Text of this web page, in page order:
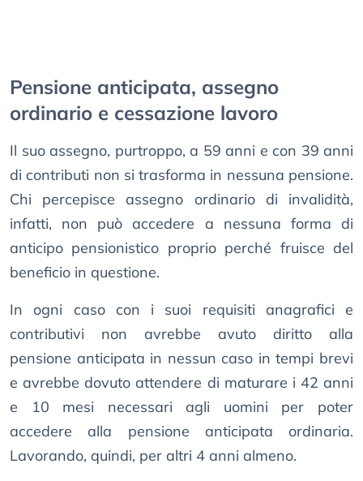
Pensione anticipata, assegno
ordinario e cessazione lavoro
Il suo assegno, purtroppo, a 59 anni e con 39 anni
di contributi non si trasforma in nessuna pensione.
Chi percepisce assegno ordinario di invalidità,
infatti, non può accedere a nessuna forma di
anticipo pensionistico proprio perché fruisce del
beneficio in questione.
In ogni caso con i suoi requisiti anagrafici e
contributivi non avrebbe avuto diritto alla
pensione anticipata in nessun caso in tempi brevi
e avrebbe dovuto attendere di maturare i 42 anni
e 10 mesi necessari agli uomini per poter
accedere alla pensione anticipata ordinaria.
Lavorando, quindi, per altri 4 anni almeno.